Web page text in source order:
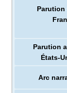
Parution
Parution
États-
Arc